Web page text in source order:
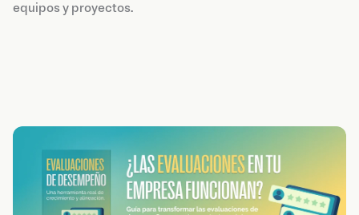
equipos y proyectos.